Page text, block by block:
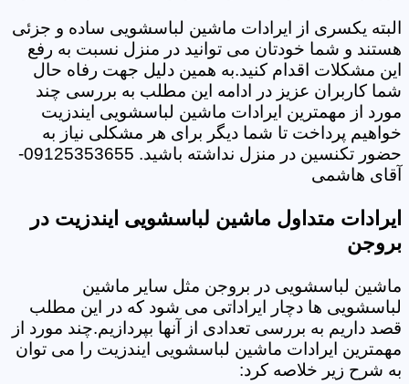
البته یکسری از ایرادات ماشین لباسشویی ساده و جزئی
هستند و شما خودتان می توانید در منزل نسبت به رفع
این مشکلات اقدام کنید.به همین دلیل جهت رفاه حال
شما کاربران عزیز در ادامه این مطلب به بررسی چند
مورد از مهمترین ایرادات ماشین لباسشویی ایندزیت
خواهیم پرداخت تا شما دیگر برای هر مشکلی نیاز به
حضور تکنسین در منزل نداشته باشید. 09125353655-
آقای هاشمی
ایرادات متداول ماشین لباسشویی ایندزیت در
بروجن
ماشین لباسشویی در بروجن مثل سایر ماشین
لباسشویی ها دچار ایراداتی می شود که در این مطلب
قصد داریم به بررسی تعدادی از آنها بپردازیم.چند مورد از
مهمترین ایرادات ماشین لباسشویی ایندزیت را می توان
به شرح زیر خلاصه کرد: